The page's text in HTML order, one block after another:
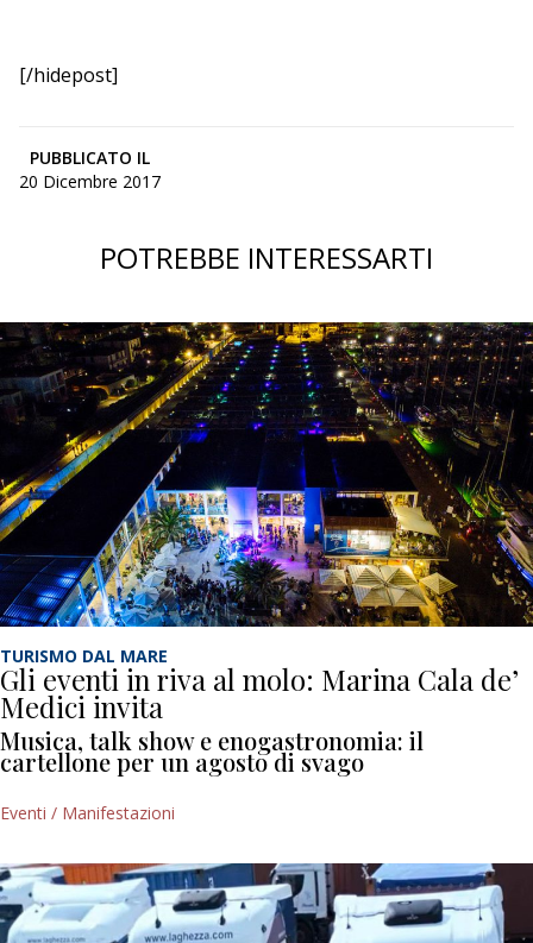
[/hidepost]
PUBBLICATO IL
20 Dicembre 2017
POTREBBE INTERESSARTI
TURISMO DAL MARE
Gli eventi in riva al molo: Marina Cala de’
Medici invita
Musica, talk show e enogastronomia: il
cartellone per un agosto di svago
Eventi / Manifestazioni